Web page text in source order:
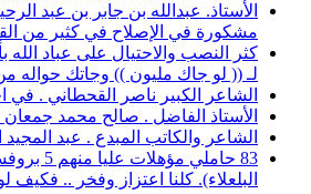
الأستاذ. عبدالله بن جابر بن عبد
مشكورة في الإصلاح في كثير من
كثر النصب والاحتيال على عباد
لـ (( لو جاك مليون )) وجاتك حواله
الشاعر الكبير ناصر القحطاني . في
الأستاذ الفاضل . صالح محمد جمعان العميره
الشاعر والكاتب المبدع . عبد
البلعلاء). كلنا اعتزاز وفخر .. فكيف لو